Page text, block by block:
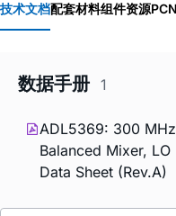
技术文档配套材料组件资源
数据手册 1
ADL5369: 300
Balanced Mixer, LO
Data Sheet (Rev.A)